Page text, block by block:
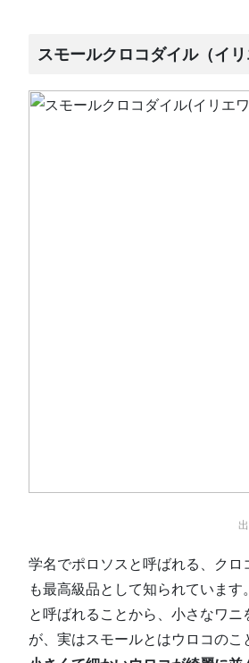
スモールクロコダイル（イ
学名でポロソスと呼ばれる、クロ
も最高級品として知られています
と呼ばれることから、小さなワニ
が、実はスモールとはウロコのこ